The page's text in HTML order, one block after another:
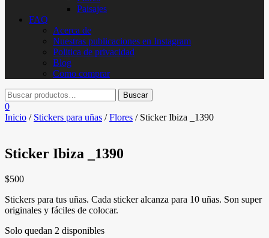
Paisajes
FAQ
Acerca de
Nuestras publicaciones en Instagram
Politica de privacidad
Blog
Como comprar
0
Inicio / Stickers para uñas /Flores / Sticker Ibiza _1390
Sticker Ibiza _1390
$500
Stickers para tus uñas. Cada sticker alcanza para 10 uñas. Son super
originales y fáciles de colocar.
Solo quedan 2 disponibles